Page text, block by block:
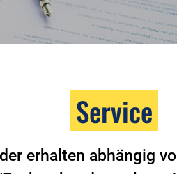
Service
erhalten abhängig